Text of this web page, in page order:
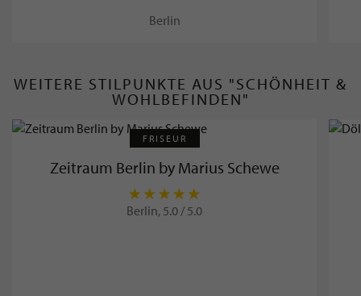
Berlin
WEITERE STILPUNKTE AUS "SCHÖNHEIT &
WOHLBEFINDEN"
FRISEUR
Zeitraum Berlin by Marius Schewe
Berlin, 5.0 / 5.0